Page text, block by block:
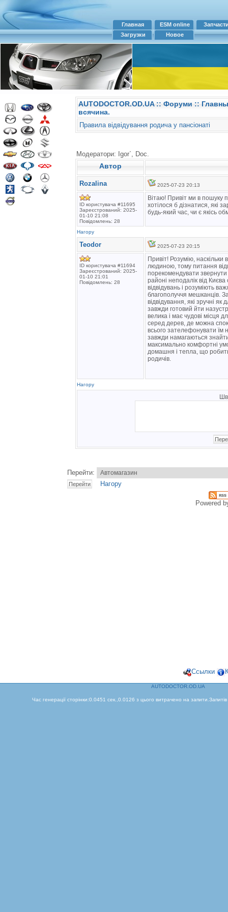
Главная ESM online
Загрузки
Новое
AUTODOCTOR.OD.UA:: Форуми ::
всячина.
Правила відвідування родича у пансіонаті
Модератори: Igor`, Doc.
Автор
Rozalina 2025-07-23 20:13
ID користувача #11695
Зареєстрований: 2025-
01-10 21:08
Повідомлень: 28
Вітаю! Привіт ми в пошуку
хотілося б дізнатися, які
будь-який час, чи є якісь
Нагору
Teodor 2025-07-23 20:15
ID користувача #11694
Зареєстрований: 2025-
01-10 21:01
Повідомлень: 28
Привіт! Розумію,
людиною, тому питання
порекомендувати звернути
районі неподалік від
відвідувань і розуміють
благополуччя мешканців.
відвідування, які зручні
завжди готовий йти
велика і має чудові місця
серед дерев, де можна
всього зателефонувати їм
завжди намагаються
максимально комфортні
домашня і тепла, що робить
родичів.
Нагору
Перейти:
Нагору
Powered
Ссылки
AUTODOCTOR.OD.UA
Час генерації сторінки:0.0451 сек.,0.0126 з цього витрачено на